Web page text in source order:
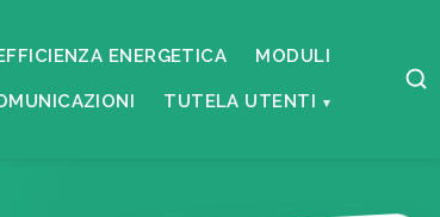
ENERGETICA MODULI
TUTELA UTENTI